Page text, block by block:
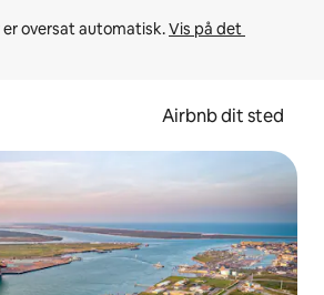
er oversat automatisk. Vis på det
Airbnb dit sted